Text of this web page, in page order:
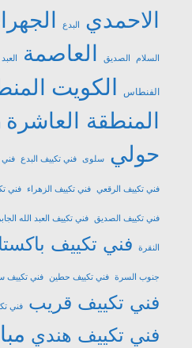
الاحمدي البدع
السلام الصديق العاصمة
الفنطاس الكويت
المنطقة العاشرة
حولي سلوى فني تكييف البدع فني
فني تكييف الرقعي فني تكييف الزهراء فني
فني تكييف الصديق فني تكييف العبد الله الجابر
النقرة فني تكييف
جنوب السرة فني تكييف حطين فني تكييف
فني تكييف قريب فني
فني تكييف هندي